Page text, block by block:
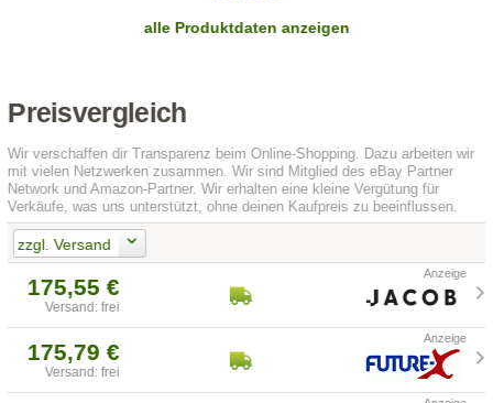
alle Produktdaten anzeigen
Preisvergleich
Wir verschaffen dir Transparenz beim Online-Shopping. Dazu arbeiten wir
mit vielen Netzwerken zusammen. Wir sind Mitglied des eBay Partner
Network und Amazon-Partner. Wir erhalten eine kleine Vergütung für
Verkäufe, was uns unterstützt, ohne deinen Kaufpreis zu beeinflussen.
zzgl. Versand
175,55 €
Versand: frei
175,79 €
Versand: frei